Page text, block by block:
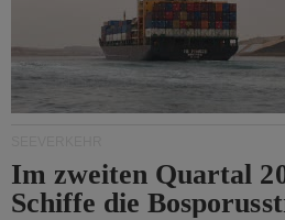
Im zweiten Quartal
Schiffe die